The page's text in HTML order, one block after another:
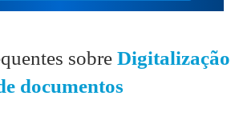
sobre Digitalização
documentos